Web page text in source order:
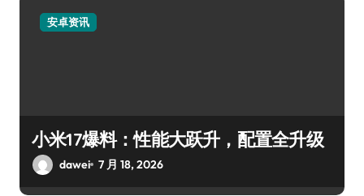
安卓资讯
小米17爆料：性能大跃升，配置全升级
dawei 7 月 18, 2026